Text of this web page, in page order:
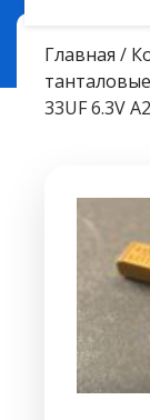
ЧипКин
Конденсатор
Главная /
танталовые
33UF 6.3V